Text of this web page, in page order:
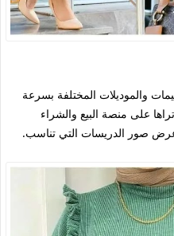
والموديلات المختلفة بسرعة
على منصة البيع والشراء
عرض صور الدريسات التي تناسب.